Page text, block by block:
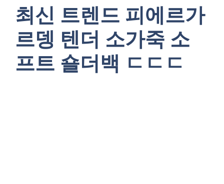
최신 트렌드 피에르가
르뎅 텐더 소가죽 소
프트 숄더백 ㄷㄷㄷ